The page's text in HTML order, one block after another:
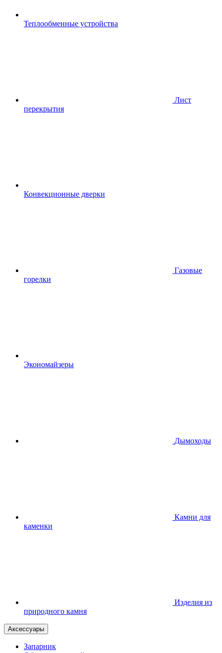
Теплообменные устройства
Лист
перекрытия
Конвекционные дверки
Газовые
горелки
Экономайзеры
Дымоходы
Камни для
каменки
Изделия из
природного камня
Аксессуары
Запарник